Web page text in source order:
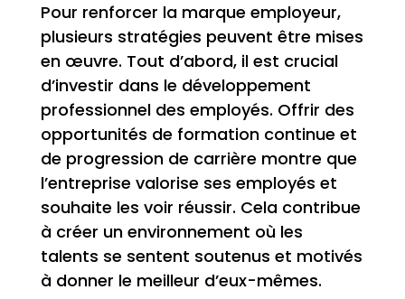
Pour renforcer la marque employeur,
plusieurs stratégies peuvent être mises
en œuvre. Tout d’abord, il est crucial
d’investir dans le développement
professionnel des employés. Offrir des
opportunités de formation continue et
de progression de carrière montre que
l’entreprise valorise ses employés et
souhaite les voir réussir. Cela contribue
à créer un environnement où les
talents se sentent soutenus et motivés
à donner le meilleur d’eux-mêmes.